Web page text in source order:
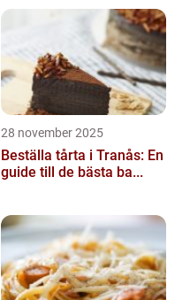
28 november 2025
Beställa tårta i Tranås: En
guide till de bästa ba...